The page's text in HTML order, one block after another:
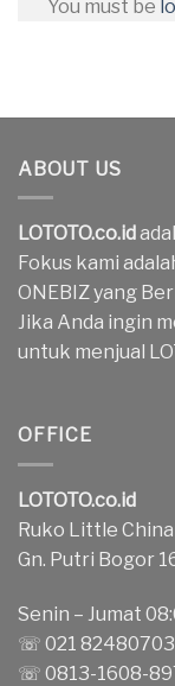
You must be
ABOUT US
LOTOTO.co.id
Fokus kami
ONEBIZ yang
Jika Anda ingin
untuk menjual
OFFICE
LOTOTO.co.id
Ruko Little China
Gn. Putri Bogor
Senin – Jumat
☏ 021 82480703
☏ 0813-1608-